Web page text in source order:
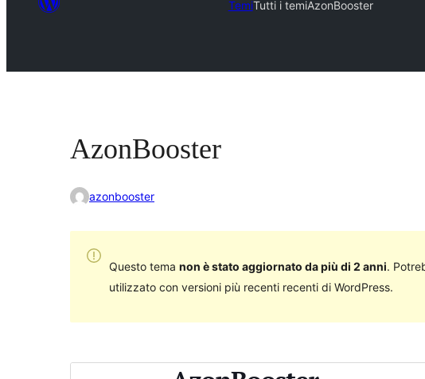
TemiTutti i temiAzonBooster
AzonBooster
azonbooster
Questo tema non è stato aggiornato da più di 2 anni.
utilizzato con versioni più recenti recenti di WordPress.